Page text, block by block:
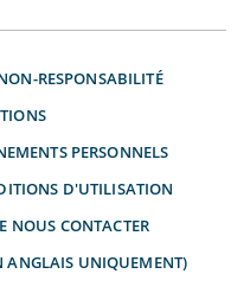
RESPONSABILITÉ
PERSONNELS
D'UTILISATION
NOUS CONTACTER
ANGLAIS UNIQUEMENT)